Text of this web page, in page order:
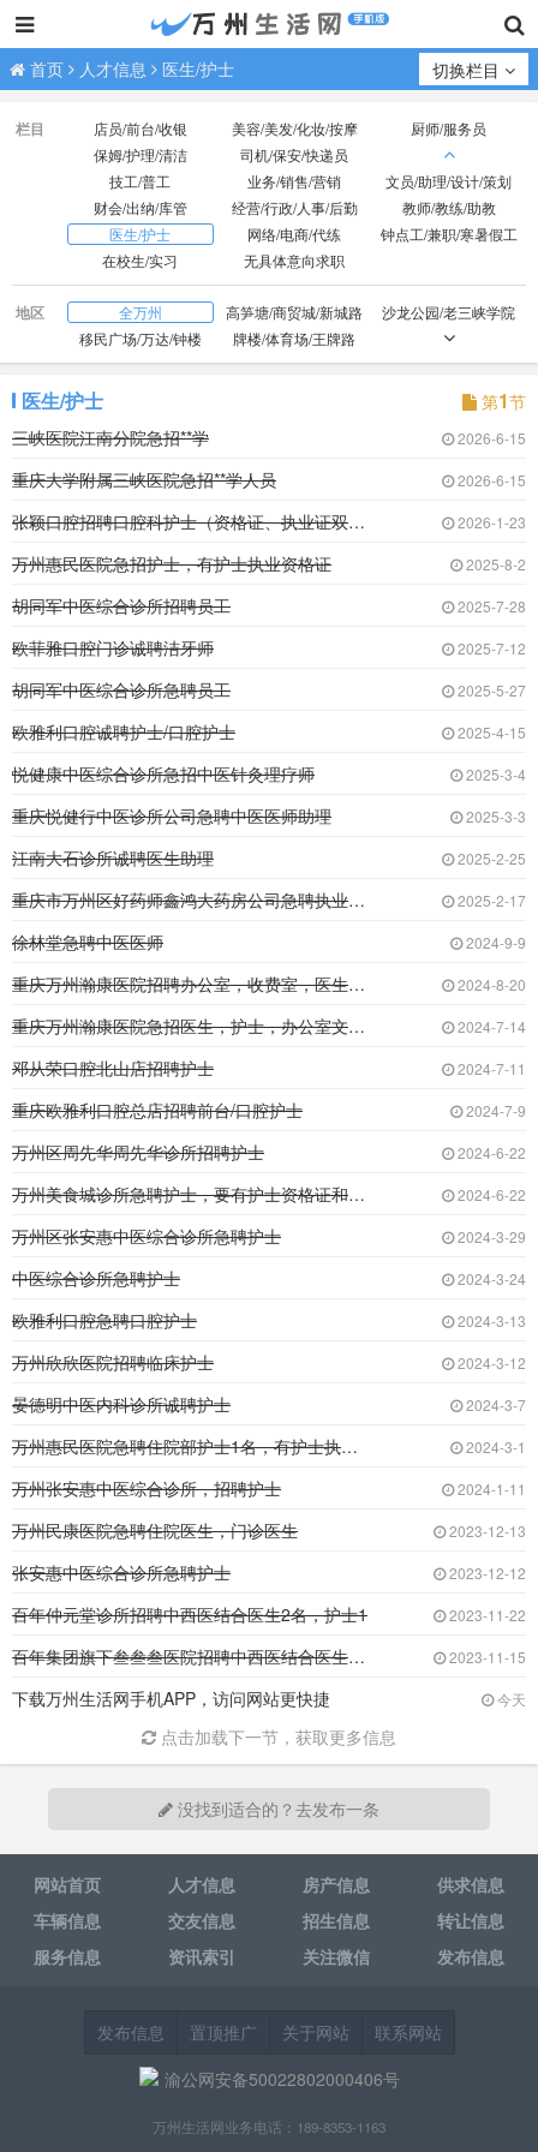
首页 人才信息 医生/护士 切换栏目
栏目 店员/前台/收银 美容/美发/化妆/按摩
厨师/服务员
保姆/护理/清洁
司机/保安/快递员
技工/普工
业务/销售/营销
文员/助理/设计/策划
财会/出纳/库管
经营/行政/人事/后勤
教师/教练/助教
医生/护士
网络/电商/代练
钟点工/兼职/寒暑假工
在校生/实习
无具体意向求职
地区 全万州 高笋塘/商贸城/新城路
沙龙公园/老三峡学院
移民广场/万达/钟楼
牌楼/体育场/王牌路
观音岩/光彩大市场
红光/小天鹅/国本路
外贸/双河口
火车站/龙都广场
百安坝/联合坝
火车北站/塘坊/天子湖
五桥
医生/护士 第1节
三峡医院江南分院急招**学
2026-6-15
重庆大学附属三峡医院急招**学人员 2026-6-15
张颖口腔招聘口腔科护士（资格证、执业证双证） 2026-1-23
万州惠民医院急招护士，有护士执业资格证 2025-8-2
胡同军中医综合诊所招聘员工 2025-7-28
欧菲雅口腔门诊诚聘洁牙师 2025-7-12
胡同军中医综合诊所急聘员工 2025-5-27
欧雅利口腔诚聘护士/口腔护士 2025-4-15
悦健康中医综合诊所急招中医针灸理疗师 2025-3-4
重庆悦健行中医诊所公司急聘中医医师助理 2025-3-3
江南大石诊所诚聘医生助理 2025-2-25
重庆市万州区好药师鑫鸿大药房公司急聘执业药师 2025-2-17
徐林堂急聘中医医师 2024-9-9
重庆万州瀚康医院招聘办公室，收费室，医生，护 2024-8-20
重庆万州瀚康医院急招医生，护士，办公室文员， 2024-7-14
邓从荣口腔北山店招聘护士 2024-7-11
重庆欧雅利口腔总店招聘前台/口腔护士 2024-7-9
万州区周先华周先华诊所招聘护士 2024-6-22
万州美食城诊所急聘护士，要有护士资格证和2年 2024-6-22
万州区张安惠中医综合诊所急聘护士 2024-3-29
中医综合诊所急聘护士 2024-3-24
欧雅利口腔急聘口腔护士 2024-3-13
万州欣欣医院招聘临床护士 2024-3-12
晏德明中医内科诊所诚聘护士 2024-3-7
万州惠民医院急聘住院部护士1名，有护士执业证 2024-3-1
万州张安惠中医综合诊所，招聘护士 2024-1-11
万州民康医院急聘住院医生，门诊医生 2023-12-13
张安惠中医综合诊所急聘护士 2023-12-12
百年仲元堂诊所招聘中西医结合医生2名，护士1 2023-11-22
百年集团旗下叁叁叁医院招聘中西医结合医生2名 2023-11-15
下载万州生活网手机APP，访问网站更快捷 今天
点击加载下一节，获取更多信息
没找到适合的？去发布一条
网站首页 人才信息 房产信息
供求信息
车辆信息
交友信息 招生信息
转让信息
服务信息
资讯索引 关注微信 发布信息
发布信息 置顶推广 关于网站
联系网站
渝公网安备50022802000406号
万州生活网业务电话：189-8353-1163